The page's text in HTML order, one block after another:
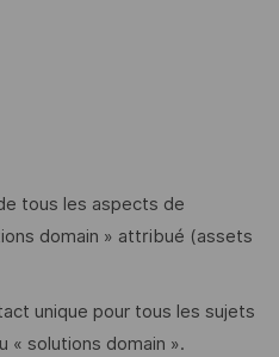
tous les aspects de
domain » attribué (assets
unique pour tous les sujets
« solutions domain ».